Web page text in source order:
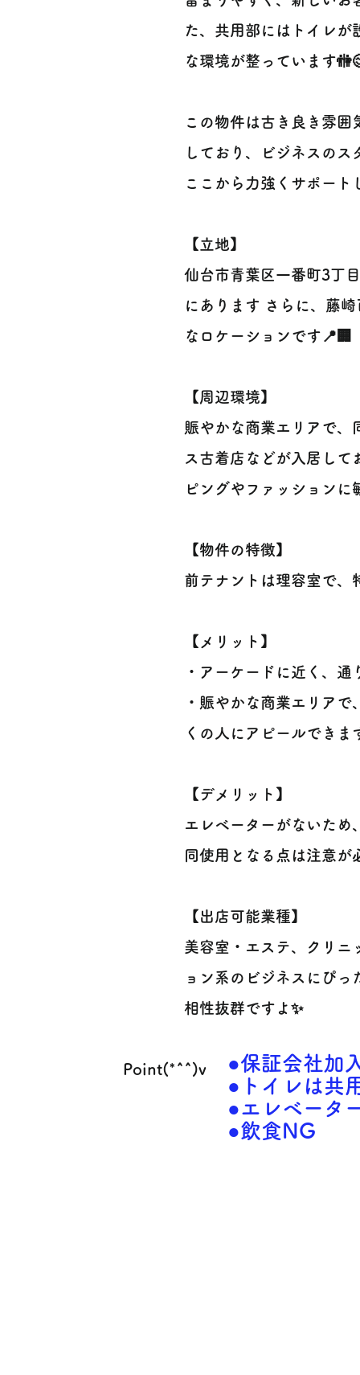
た、共用部にはトイレが
な環境が整っています
この物件は古き良き雰
しており、ビジネスの
ここから力強くサポート
【立地】
仙台市青葉区一番町3丁
にあります さらに、藤
なロケーションです📍🏢
【周辺環境】
賑やかな商業エリアで、
ス古着店などが入居して
ピングやファッションに
【物件の特徴】
前テナントは理容室で、
【メリット】
・アーケードに近く、
・賑やかな商業エリア
くの人にアピールできま
【デメリット】
エレベーターがないため
同使用となる点は注意が
【出店可能業種】
美容室・エステ、クリニ
ョン系のビジネスにぴっ
相性抜群ですよ✨
Point(*^^)v
●保証会社加
●トイレは共
●エレベータ
●飲食NG